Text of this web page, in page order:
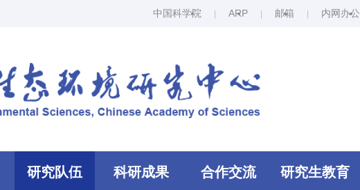
中国科学院 ARP 邮箱 内网办公
研究队伍 科研成果 合作交流 研究生教育